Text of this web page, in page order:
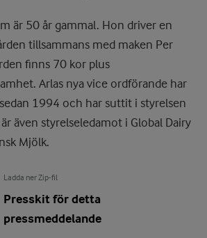
är 50 år gammal. Hon driver en
tillsammans med maken Per
finns 70 kor plus
Arlas nya vice ordförande har
1994 och har suttit i styrelsen
även styrelseledamot i Global Dairy
Mjölk.
Ladda ner Zip-fil
Presskit för detta
pressmeddelande